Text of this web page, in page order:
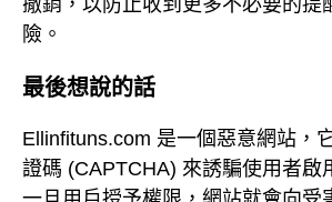
撤銷，以防止收到更多不必要的提
險。
最後想說的話
Ellinfituns.com 是一個惡意網站，
證碼 (CAPTCHA) 來誘騙使用者啟